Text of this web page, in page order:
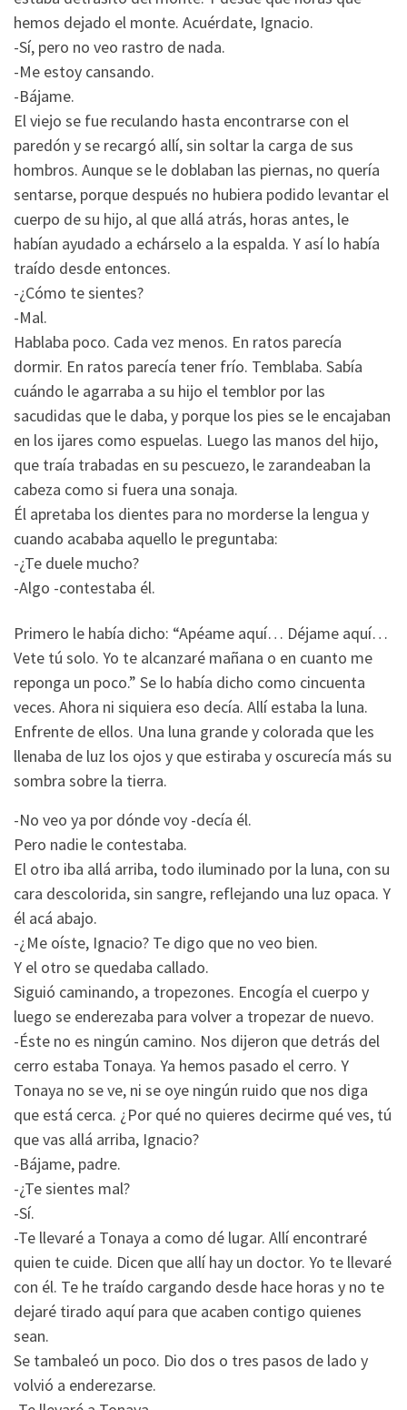
hemos dejado el monte. Acuérdate, Ignacio.
-Sí, pero no veo rastro de nada.
-Me estoy cansando.
-Bájame.
El viejo se fue reculando hasta encontrarse con el
paredón y se recargó allí, sin soltar la carga de sus
hombros. Aunque se le doblaban las piernas, no quería
sentarse, porque después no hubiera podido levantar el
cuerpo de su hijo, al que allá atrás, horas antes, le
habían ayudado a echárselo a la espalda. Y así lo había
traído desde entonces.
-¿Cómo te sientes?
-Mal.
Hablaba poco. Cada vez menos. En ratos parecía
dormir. En ratos parecía tener frío. Temblaba. Sabía
cuándo le agarraba a su hijo el temblor por las
sacudidas que le daba, y porque los pies se le encajaban
en los ijares como espuelas. Luego las manos del hijo,
que traía trabadas en su pescuezo, le zarandeaban la
cabeza como si fuera una sonaja.
Él apretaba los dientes para no morderse la lengua y
cuando acababa aquello le preguntaba:
-¿Te duele mucho?
-Algo -contestaba él.
Primero le había dicho: “Apéame aquí… Déjame aquí…
Vete tú solo. Yo te alcanzaré mañana o en cuanto me
reponga un poco.” Se lo había dicho como cincuenta
veces. Ahora ni siquiera eso decía. Allí estaba la luna.
Enfrente de ellos. Una luna grande y colorada que les
llenaba de luz los ojos y que estiraba y oscurecía más su
sombra sobre la tierra.
-No veo ya por dónde voy -decía él.
Pero nadie le contestaba.
El otro iba allá arriba, todo iluminado por la luna, con su
cara descolorida, sin sangre, reflejando una luz opaca. Y
él acá abajo.
-¿Me oíste, Ignacio? Te digo que no veo bien.
Y el otro se quedaba callado.
Siguió caminando, a tropezones. Encogía el cuerpo y
luego se enderezaba para volver a tropezar de nuevo.
-Éste no es ningún camino. Nos dijeron que detrás del
cerro estaba Tonaya. Ya hemos pasado el cerro. Y
Tonaya no se ve, ni se oye ningún ruido que nos diga
que está cerca. ¿Por qué no quieres decirme qué ves, tú
que vas allá arriba, Ignacio?
-Bájame, padre.
-¿Te sientes mal?
-Sí.
-Te llevaré a Tonaya a como dé lugar. Allí encontraré
quien te cuide. Dicen que allí hay un doctor. Yo te llevaré
con él. Te he traído cargando desde hace horas y no te
dejaré tirado aquí para que acaben contigo quienes
sean.
Se tambaleó un poco. Dio dos o tres pasos de lado y
volvió a enderezarse.